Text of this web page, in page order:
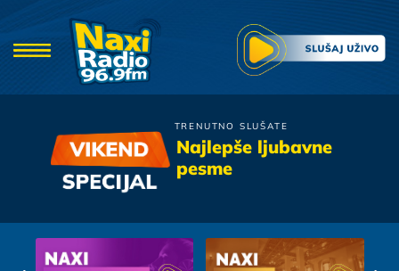
TRENUTNO SLUŠATE
Najlepše ljubavne
pesme
Hari Mata Hari
Kad Dodje Oktobar